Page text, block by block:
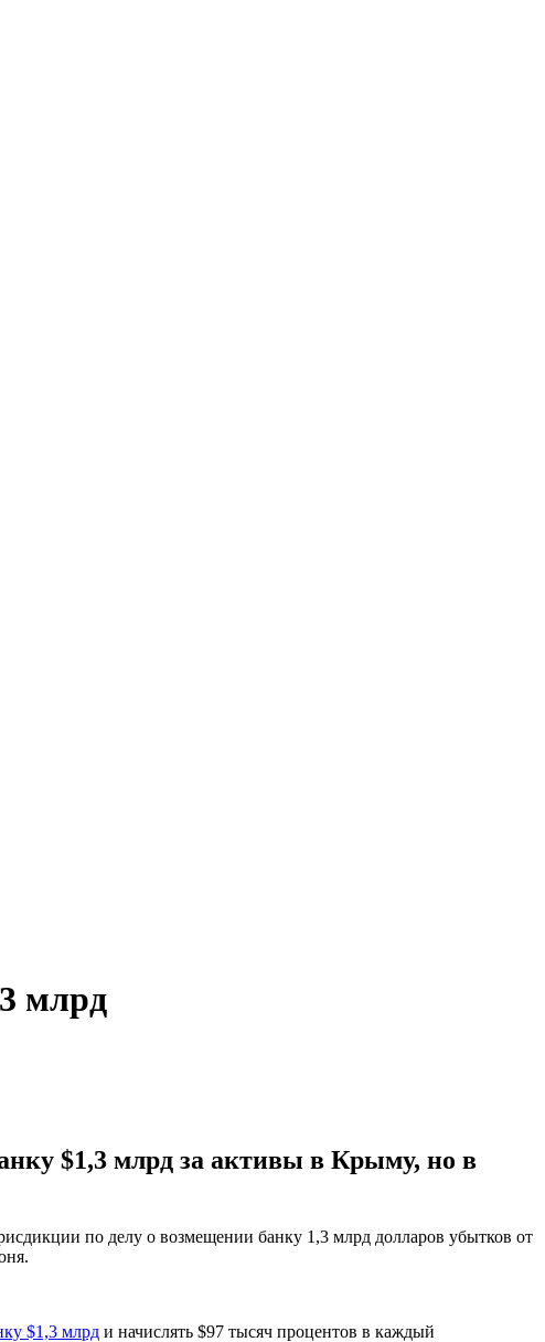
млрд
$1,3 млрд за активы в Крыму, но в
по делу о возмещении банку 1,3 млрд долларов убытков от
$1,3 млрд и начислять $97 тысяч процентов в каждый